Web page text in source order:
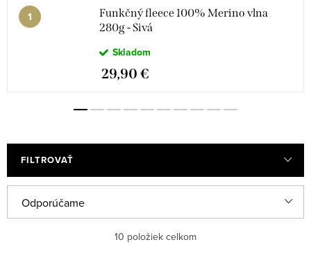
Funkčný fleece 100% Merino vlna
280g - Sivá
Skladom
29,90 €
FILTROVAŤ
a
Odporúčame
10 položiek celkom